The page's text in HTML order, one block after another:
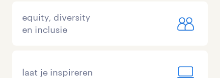
equity, diversity
en inclusie
laat je inspireren